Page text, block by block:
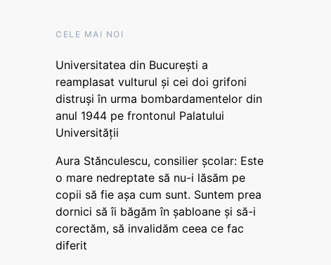
CELE MAI NOI
Universitatea din București a
reamplasat vulturul și cei doi grifoni
distruși în urma bombardamentelor din
anul 1944 pe frontonul Palatului
Universității
Aura Stănculescu, consilier școlar: Este
o mare nedreptate să nu-i lăsăm pe
copii să fie așa cum sunt. Suntem prea
dornici să îi băgăm în șabloane și să-i
corectăm, să invalidăm ceea ce fac
diferit